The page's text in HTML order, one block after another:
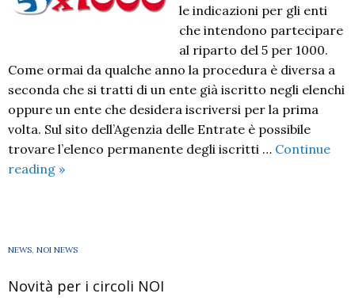
le indicazioni per gli enti
che intendono partecipare
al riparto del 5 per 1000.
Come ormai da qualche anno la procedura è diversa a
seconda che si tratti di un ente già iscritto negli elenchi
oppure un ente che desidera iscriversi per la prima
volta. Sul sito dell’Agenzia delle Entrate è possibile
trovare l’elenco permanente degli iscritti … Continue
reading 5
le
per
»
NEWS, NOI NEWS
Novità per i circoli NOI